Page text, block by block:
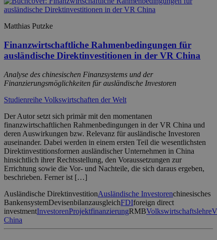
Matthias Putzke
Finanzwirtschaftliche Rahmenbedingungen für
ausländische Direktinvestitionen in der VR China
Analyse des chinesischen Finanzsystems und der
Finanzierungsmöglichkeiten für ausländische Investoren
Studienreihe Volkswirtschaften der Welt
Der Autor setzt sich primär mit den momentanen
finanzwirtschaftlichen Rahmenbedingungen in der VR China und
deren Auswirkungen bzw. Relevanz für ausländische Investoren
auseinander. Dabei werden in einem ersten Teil die wesentlichsten
Direktinvestitionsformen ausländischer Unternehmen in China
hinsichtlich ihrer Rechtsstellung, den Voraussetzungen zur
Errichtung sowie die Vor- und Nachteile, die sich daraus ergeben,
beschrieben. Ferner ist […]
Ausländische DirektinvestitionAusländische Investorenchinesisches
BankensystemDevisenbilanzausgleichFDIforeign direct
investmentInvestorenProjektfinanzierungRMBVolkswirtschaftslehre
China